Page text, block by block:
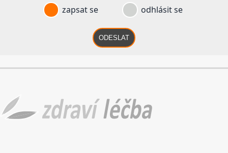
zapsat se odhlásit se
ODESLAT